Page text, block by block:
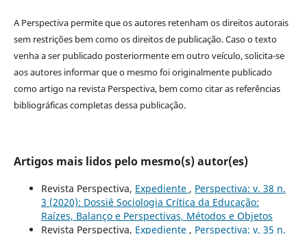
A Perspectiva permite que os autores retenham os direitos autorais
sem restrições bem como os direitos de publicação. Caso o texto
venha a ser publicado posteriormente em outro veículo, solicita-se
aos autores informar que o mesmo foi originalmente publicado
como artigo na revista Perspectiva, bem como citar as referências
bibliográficas completas dessa publicação.
Artigos mais lidos pelo mesmo(s) autor(es)
Revista Perspectiva, Expediente , Perspectiva: v. 38 n.
3 (2020): Dossiê Sociologia Crítica da Educação:
Raízes, Balanço e Perspectivas, Métodos e Objetos
Revista Perspectiva, Expediente , Perspectiva: v. 35 n.